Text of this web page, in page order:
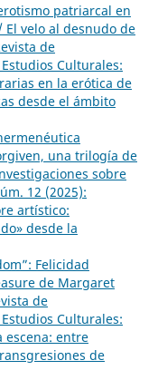
patriarcal en
velo al desnudo de
de
Culturales:
en la erótica de
desde el ámbito
una trilogía de
sobre
12 (2025):
artístico:
desde la
Felicidad
de Margaret
de
Culturales:
escena: entre
de